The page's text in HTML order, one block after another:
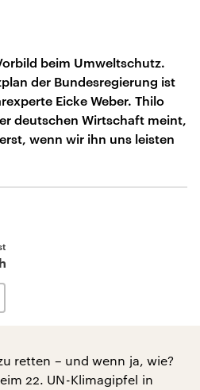
beim Umweltschutz.
der Bundesregierung ist
Eicke Weber. Thilo
deutschen Wirtschaft meint,
wenn wir ihn uns leisten
retten – und wenn ja, wie?
22. UN-Klimagipfel in